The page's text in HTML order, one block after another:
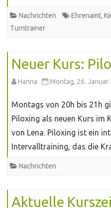
Nachrichten Ehrenamt,
Turntrainer
Neuer Kurs:
Hanna Montag, 26. Januar
Montags von 20h bis 21h
Piloxing als neuen Kurs im
von Lena. Piloxing ist ein
Intervalltraining, das die
Nachrichten
Aktuelle